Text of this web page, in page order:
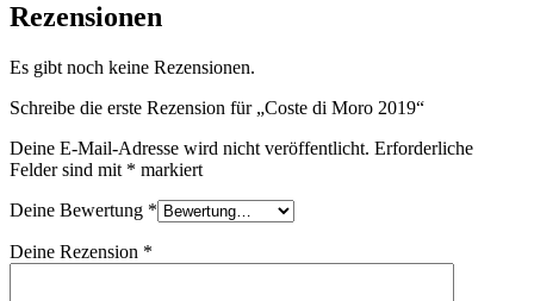
Rezensionen
Es gibt noch keine Rezensionen.
Schreibe die erste Rezension für „Coste di Moro 2019“
Deine E-Mail-Adresse wird nicht veröffentlicht. Erforderliche
Felder sind mit * markiert
Deine Bewertung *
Deine Rezension *